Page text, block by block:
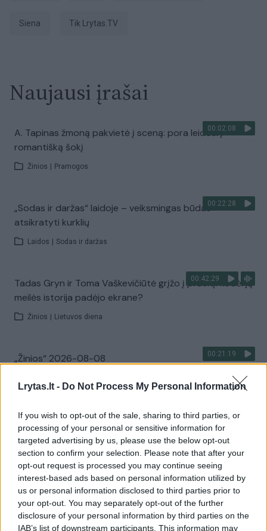
Lrytas.lt - Do Not Process My Personal Information
If you wish to opt-out of the sale, sharing to third parties, or
processing of your personal or sensitive information for
targeted advertising by us, please use the below opt-out
section to confirm your selection. Please note that after your
opt-out request is processed you may continue seeing
interest-based ads based on personal information utilized by
us or personal information disclosed to third parties prior to
your opt-out. You may separately opt-out of the further
disclosure of your personal information by third parties on the
IAB’s list of downstream participants. This information may
siena tik Lrytas.TV
Naujausi įrašai
00:02:08
A. Tapinas žmoną pakvietė į sceną: pora leidosi į
romantišką šokį
Žinios Pramogos
00:22:28
„Sodas ir daržas“ laidoje – veiksmingas būdas
atsikratyti kurklių
Laidos Sodas ir daržas
00:42:29
Tadas Gryn ir Toma Vaškevičiūtė grįžo į praeitį: kodėl jų
meilės istorija padėjo ekrane?
Žinios Lietuvos diena
00:21:19
„Žinios“ 2026-08-08
Visi įrašai
Žiūrimiausi įrašai
00:00:30
Vaizdai iš tragiškos avarijos Vilniaus r.: dviejų moterų ir